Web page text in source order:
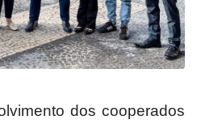
dos cooperados